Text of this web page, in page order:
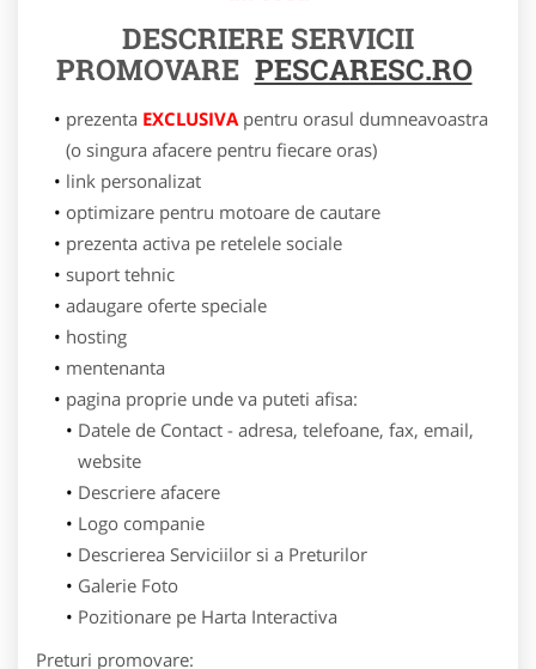
DESCRIERE SERVICII
PROMOVARE PESCARESC.RO
prezenta EXCLUSIVApentru orasul dumneavoastra
(o singura afacere pentru fiecare oras)
link personalizat
optimizare pentru motoare de cautare
prezenta activa pe retelele sociale
suport tehnic
adaugare oferte speciale
hosting
mentenanta
pagina proprie unde va puteti afisa:
Datele de Contact - adresa, telefoane, fax, email,
website
Descriere afacere
Logo companie
Descrierea Serviciilor si a Preturilor
Galerie Foto
Pozitionare pe Harta Interactiva
Preturi promovare: